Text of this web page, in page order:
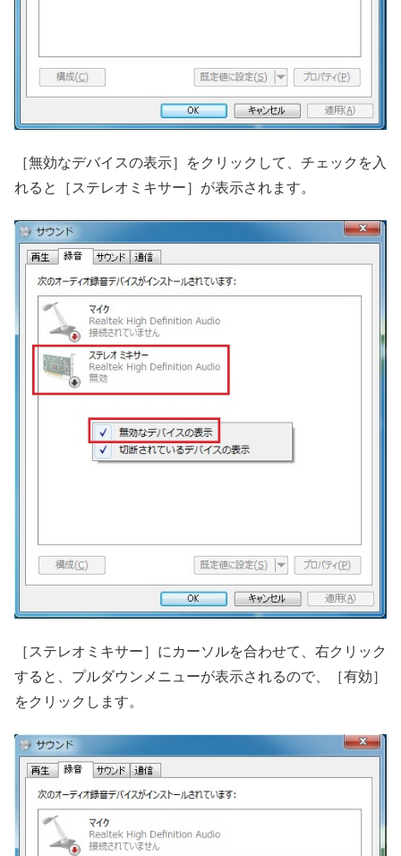
［無効なデバイスの表示］をクリックして、チェックを入
れると［ステレオミキサー］が表示されます。
［ステレオミキサー］にカーソルを合わせて、右クリック
すると、プルダウンメニューが表示されるので、［有効］
をクリックします。